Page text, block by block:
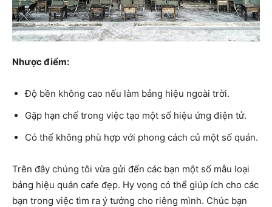
Nhược điểm:
Độ bền không cao nếu làm bảng hiệu ngoài trời.
Gặp hạn chế trong việc tạo một số hiệu ứng điện tử.
Có thể không phù hợp với phong cách củ một số quán.
Trên đây chúng tôi vừa gửi đến các bạn một số mẫu loại
bảng hiệu quán cafe đẹp. Hy vọng có thể giúp ích cho các
bạn trong việc tìm ra ý tưởng cho riêng mình. Chúc bạn